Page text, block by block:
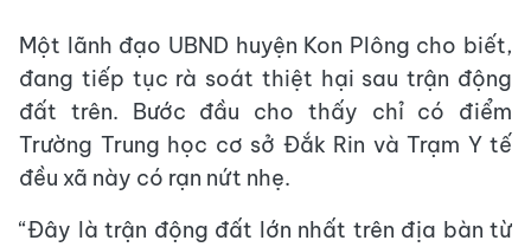
Một lãnh đạo UBND huyện Kon Plông cho biết,
đang tiếp tục rà soát thiệt hại sau trận động
đất trên. Bước đầu cho thấy chỉ có điểm
Trường Trung học cơ sở Đắk Rin và Trạm Y tế
đều xã này có rạn nứt nhẹ.
“Đây là trận động đất lớn nhất trên địa bàn từ